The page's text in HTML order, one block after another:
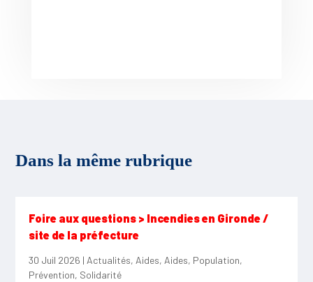
Dans la même rubrique
Foire aux questions > Incendies en Gironde /
site de la préfecture
30 Juil 2026 | Actualités, Aides, Aides, Population,
Prévention, Solidarité